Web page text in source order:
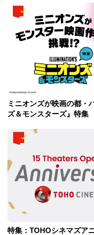
ミニオンズが映画の都・
ズ＆モンスターズ』特集
特集：TOHOシネマズア